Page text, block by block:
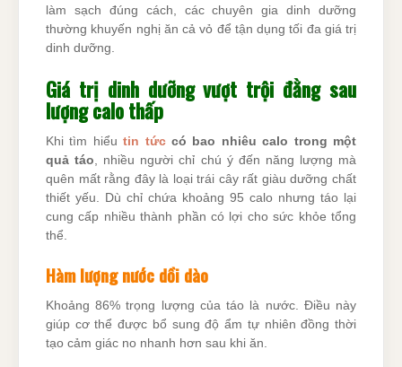
làm sạch đúng cách, các chuyên gia dinh dưỡng
thường khuyến nghị ăn cả vỏ để tận dụng tối đa giá trị
dinh dưỡng.
Giá trị dinh dưỡng vượt trội đằng sau
lượng calo thấp
Khi tìm hiểutin tức có bao nhiêu calo trong một
quả táo, nhiều người chỉ chú ý đến năng lượng mà
quên mất rằng đây là loại trái cây rất giàu dưỡng chất
thiết yếu. Dù chỉ chứa khoảng 95 calo nhưng táo lại
cung cấp nhiều thành phần có lợi cho sức khỏe tổng
thể.
Hàm lượng nước dồi dào
Khoảng 86% trọng lượng của táo là nước. Điều này
giúp cơ thể được bổ sung độ ẩm tự nhiên đồng thời
tạo cảm giác no nhanh hơn sau khi ăn.